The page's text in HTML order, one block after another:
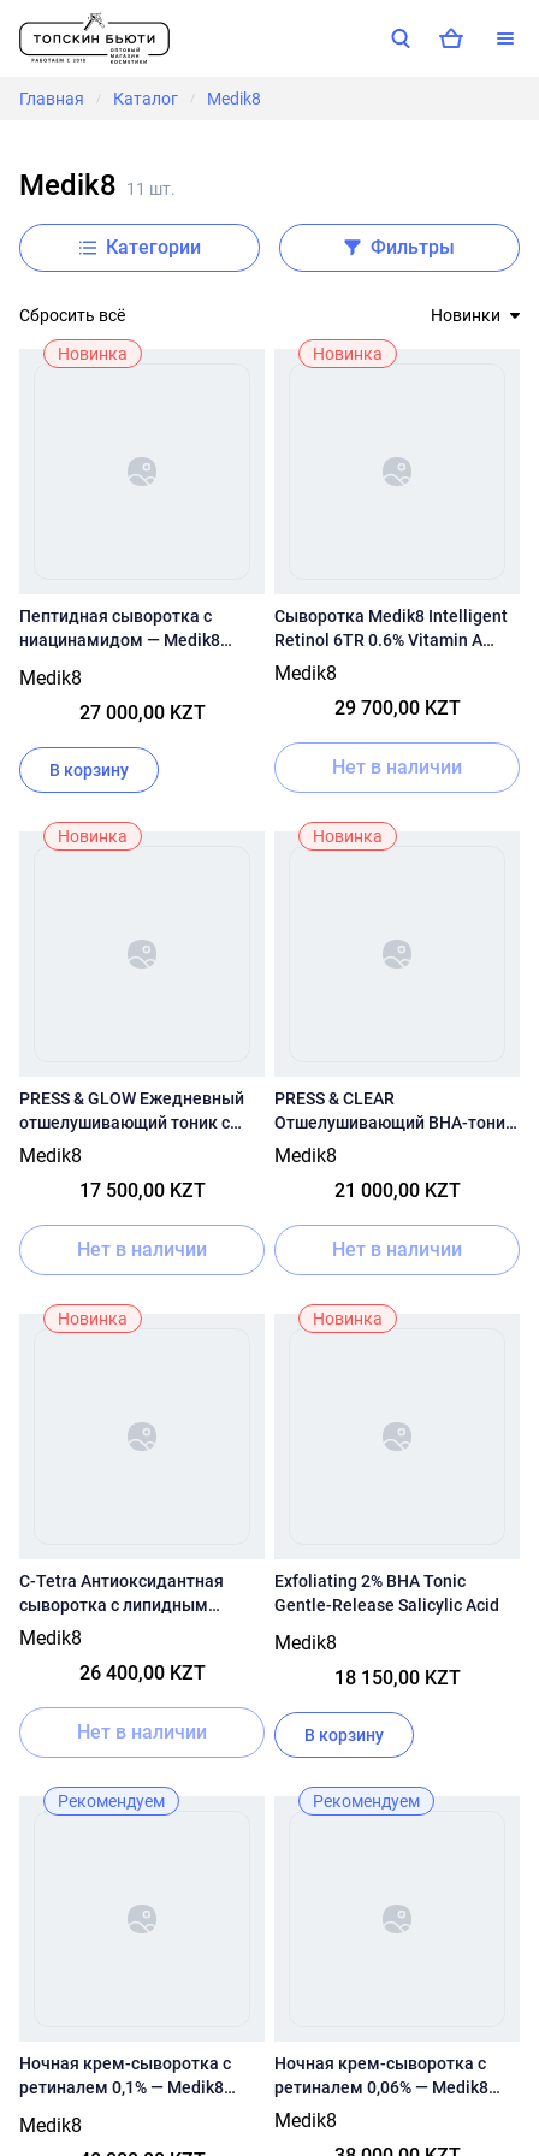
Главная / Каталог / Medik8
Medik8 11 шт.
Категории Фильтры
Сбросить всё
Новинки
Новинка
Пептидная сыворотка с
ниацинамидом — Medik8
Medik8
27 000,00 KZT
В корзину
Новинка
Сыворотка Medik8 Intelligent
Retinol 6TR 0.6% Vitamin A
Serum 15 мл
Medik8
29 700,00 KZT
Нет в наличии
Новинка
PRESS & GLOW Ежедневный
отшелушивающий тоник с
РНА и активатором
Medik8
17 500,00 KZT
Нет в наличии
Новинка
PRESS & CLEAR
Отшелушивающий ВНА-тоник
с 2% инкапсулированной
Medik8
21 000,00 KZT
Нет в наличии
Новинка
C-Tetra Антиоксидантная
сыворотка с липидным
витамином С
Medik8
26 400,00 KZT
Нет в наличии
Новинка
Exfoliating 2% BHA Tonic
Gentle-Release Salicylic Acid
Medik8
18 150,00 KZT
В корзину
Рекомендуем
Ночная крем-сыворотка с
ретиналем 0,1% — Medik8
Medik8
Рекомендуем
Ночная крем-сыворотка с
ретиналем 0,06% — Medik8
Crystal Retinal 6
Medik8